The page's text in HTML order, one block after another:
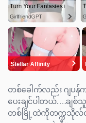
တစ်ခေါက်လည်း ဂျပန်
ပေးချင်ပါတယ်….
တစ်မြို့ထဲကိုတက္ကသိုလ်